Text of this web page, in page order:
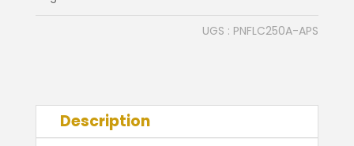
shampoing
UGS : PNFLC250A-APS
Description